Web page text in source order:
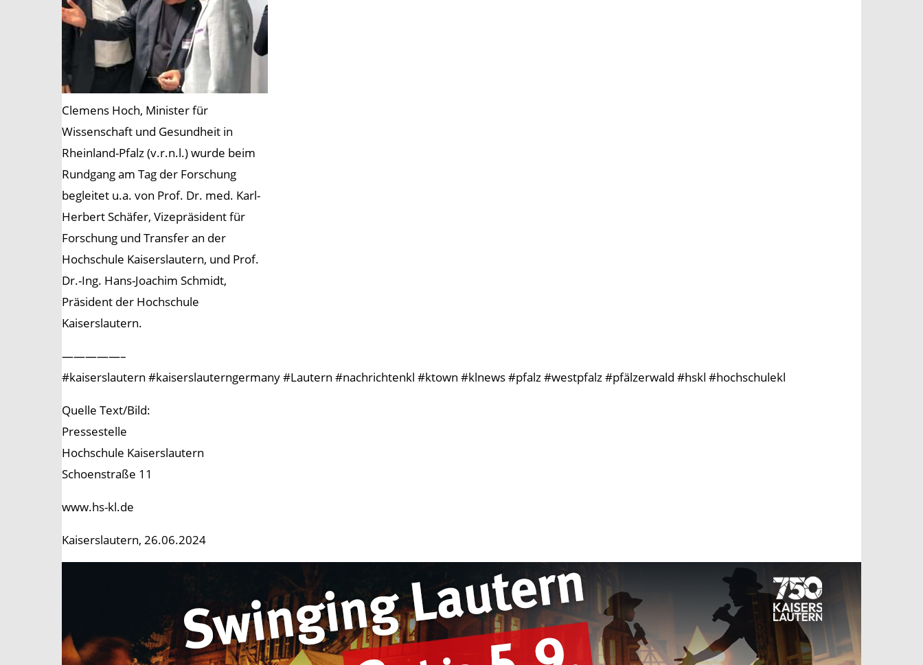
Clemens Hoch, Minister für
Wissenschaft und Gesundheit in
Rheinland-Pfalz (v.r.n.l.) wurde beim
Rundgang am Tag der Forschung
begleitet u.a. von Prof. Dr. med. Karl-
Herbert Schäfer, Vizepräsident für
Forschung und Transfer an der
Hochschule Kaiserslautern, und Prof.
Dr.-Ing. Hans-Joachim Schmidt,
Präsident der Hochschule
Kaiserslautern.
—————–
#kaiserslautern #kaiserslauterngermany #Lautern #nachrichtenkl #ktown #klnews #pfalz #westpfalz #pfälzerwald #hskl #hochschulekl
Quelle Text/Bild:
Pressestelle
Hochschule Kaiserslautern
Schoenstraße 11
www.hs-kl.de
Kaiserslautern, 26.06.2024